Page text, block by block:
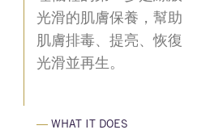
光滑的肌膚保養，幫助
肌膚排毒、提亮、恢復
光滑並再生。
— WHAT IT DOES